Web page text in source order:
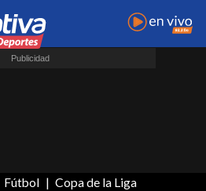
Fútbol Copa de la Liga